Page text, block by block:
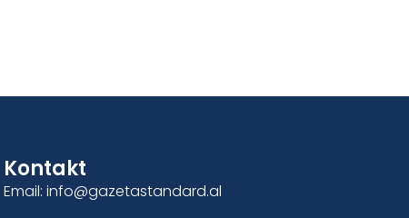
Kontakt
Email: info@gazetastandard.al